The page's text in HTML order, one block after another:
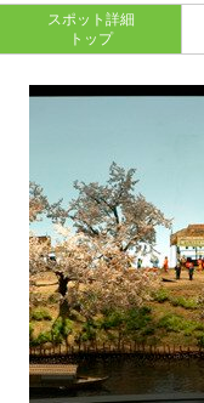
スポット詳細
トップ